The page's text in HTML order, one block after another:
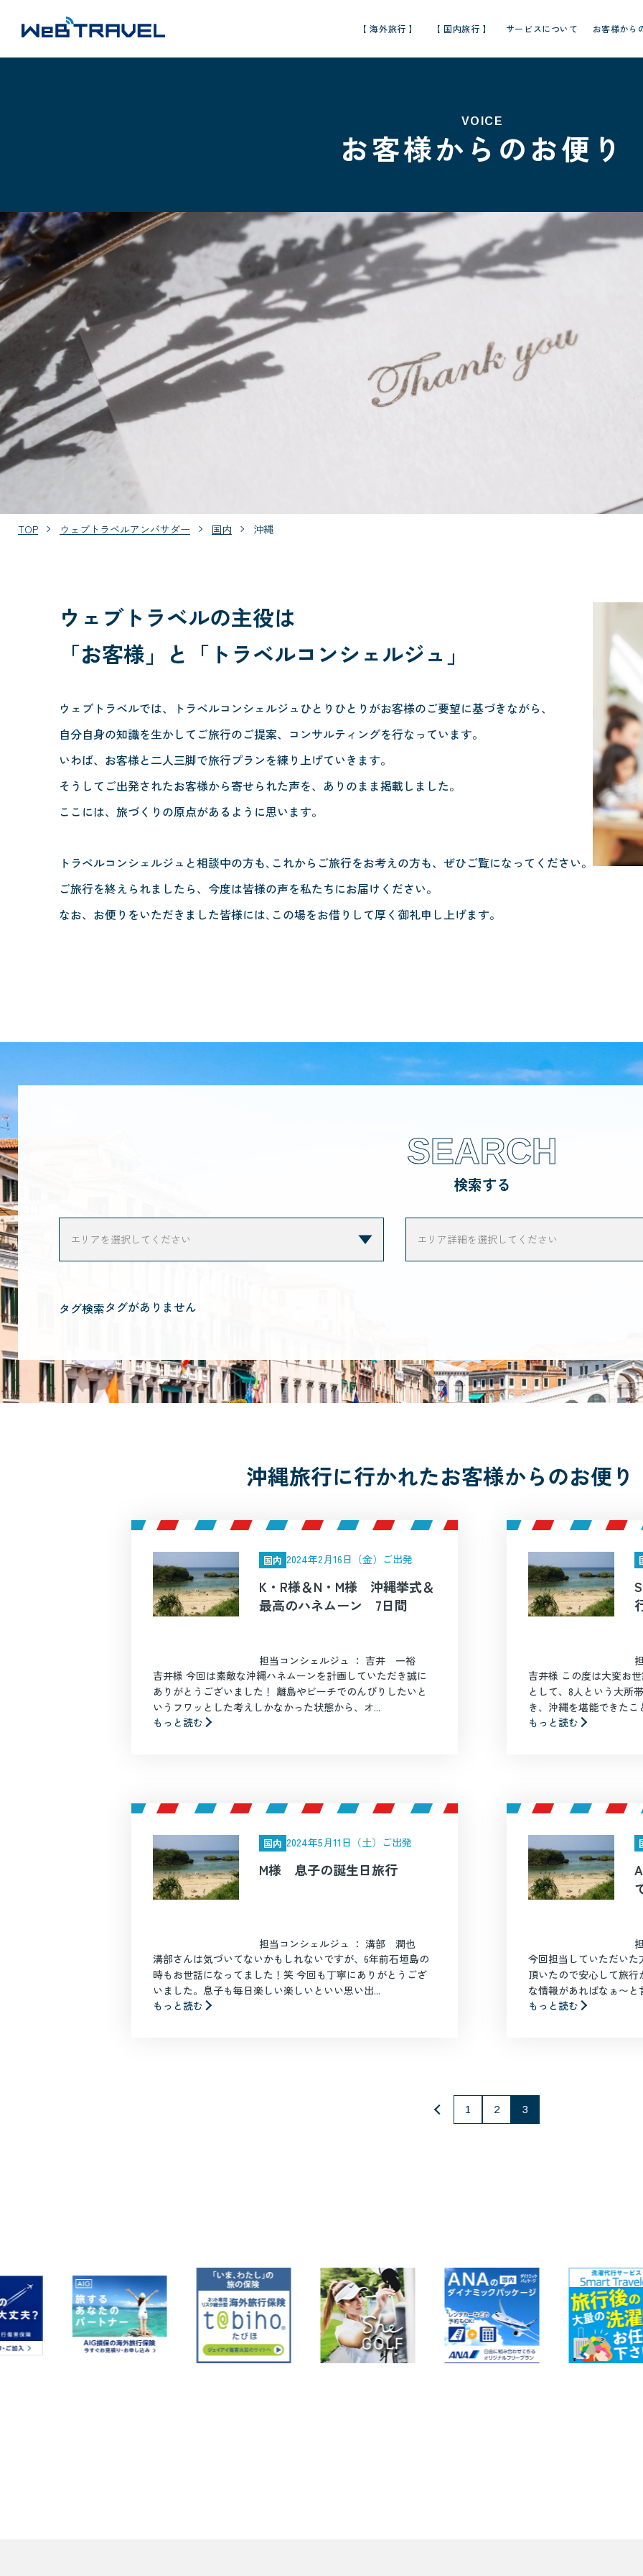
【 海外旅行 】 【 国内旅行 】 サービスについて お客様から
VOICE
お客様からのお便り
TOP ウェブトラベルアンバサダー 国内 沖縄
ウェブトラベルの主役は
「お客様」と 「トラベルコンシェルジュ」
ウェブトラベルでは、トラベルコンシェルジュひとりひとりがお客様のご要望に基づきながら、
自分自身の知識を生かしてご旅行のご提案、コンサルティングを行なっています。
いわば、お客様と二人三脚で旅行プランを練り上げていきます。
そうしてご出発されたお客様から寄せられた声を、ありのまま掲載しました。
ここには、旅づくりの原点があるように思います。
トラベルコンシェルジュと相談中の方も､これからご旅行をお考えの方も、ぜひご覧になってください。
ご旅行を終えられましたら、今度は皆様の声を私たちにお届けください。
なお、お便りをいただきました皆様には､この場をお借りして厚く御礼申し上げます。
SEARCH
検索する
タグ検索タグがありません
沖縄旅行に行かれたお客様からのお便り
国内 2024年2月16日（金）ご出発
K・R様＆N・M様 沖縄挙式＆
最高のハネムーン 7日間
担当コンシェルジュ ： 吉井 一裕
吉井様 今回は素敵な沖縄ハネムーンを計画していただき誠に
ありがとうございました！ 離島やビーチでのんびりしたいと
いうフワッとした考えしかなかった状態から、オ...
もっと読む
吉井様 この度は大変お
として、8人という大所
き、沖縄を堪能できた
もっと読む
国内 2024年5月11日（土）ご出発
M様 息子の誕生日旅行
担当コンシェルジュ ： 溝部 潤也
溝部さんは気づいてないかもしれないですが、6年前石垣島の
時もお世話になってました！笑 今回も丁寧にありがとうござ
いました。息子も毎日楽しい楽しいといい思い出...
もっと読む
今回担当していただい
頂いたので安心して旅
な情報があればなぁ〜
もっと読む
1 2 3